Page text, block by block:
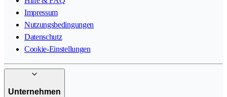
Impressum
Nutzungsbedingungen
Datenschutz
Cookie-Einstellungen
Unternehmen